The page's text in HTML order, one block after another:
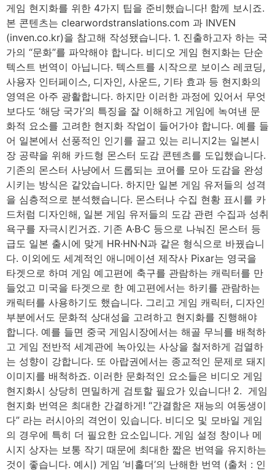
게임 현지화를 위한 4가지 팁을 준비했습니다! 함께 보시죠.
본 콘텐츠는 clearwordstranslations.com 과 INVEN
(inven.co.kr)을 참고해 작성됐습니다. 1. 진출하고자 하는 국
가의 “문화”를 파악해야 합니다. 비디오 게임 현지화는 단순
텍스트 번역이 아닙니다. 텍스트를 시작으로 보이스 레코딩,
사용자 인터페이스, 디자인, 사운드, 기타 효과 등 현지화의
영역은 아주 광활합니다. 하지만 이러한 과정에 있어서 무엇
보다도 ‘해당 국가’의 특징을 잘 이해하고 게임에 녹여낸 문
화적 요소를 고려한 현지화 작업이 들어가야 합니다. 예를 들
어 일본에서 선풍적인 인기를 끌고 있는 리니지2는 일본시
장 공략을 위해 카드형 몬스터 도감 콘텐츠를 도입했습니다.
기존의 몬스터 사냥에서 드롭되는 코어를 모아 도감을 완성
시키는 방식은 같았습니다. 하지만 일본 게임 유저들의 성격
을 심층적으로 분석했습니다. 몬스터나 수집 현황 표시를 카
드처럼 디자인해, 일본 게임 유저들의 도감 관련 수집과 성취
욕구를 자극시킨거죠. 기존 A·B·C 등으로 나눠진 몬스터 등
급도 일본 출시에 맞게 HR·HN·N과 같은 형식으로 바꿨습니
다. 이외에도 세계적인 애니메이션 제작사 Pixar는 영국을
타겟으로 하며 게임 예고편에 축구를 관람하는 캐릭터를 만
들었고 미국을 타겟으로 한 예고편에서는 하키를 관람하는
캐릭터를 사용하기도 했습니다. 그리고 게임 캐릭터, 디자인
부분에서도 문화적 상대성을 고려하고 현지화를 진행해야
합니다. 예를 들면 중국 게임시장에서는 해골 무늬를 배척하
고 게임 전반적 세계관에 녹아있는 사상을 철저하게 검열하
는 성향이 강합니다. 또 아랍권에서는 종교적인 문제로 돼지
이미지를 배척하죠. 이러한 문화적인 요소들은 비디오 게임
현지화시 상당히 면밀하게 검토할 필요가 있습니다! 2. 게임
현지화 번역은 최대한 간결하게! “간결함은 재능의 여동생이
다” 라는 러시아의 격언이 있습니다. 비디오 및 모바일 게임
의 경우에 특히 더 필요한 요소입니다. 게임 설정 창이나 메
시지 상자는 보통 작기 때문에 최대한 짧은 번역을 유지하는
것이 좋습니다. 예시) 게임 ‘비홀더’의 난해한 번역 (출처 : 인